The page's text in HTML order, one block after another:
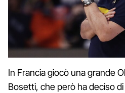
In Francia giocò una grande
Bosetti, che però ha deciso